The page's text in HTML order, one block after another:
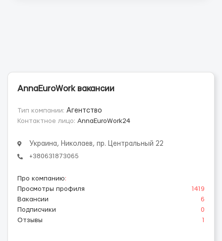
AnnaEuroWork вакансии
Тип компании: Агентство
Контактное лицо: AnnaEuroWork24
Украина, Николаев, пр. Центральный 22
+380631873065
Про компанию:
Просмотры профиля
1419
Вакансии
6
Подписчики
0
Отзывы
1